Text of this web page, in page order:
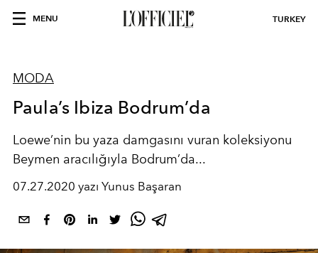
MENU TURKEY
MODA
Paula’s Ibiza Bodrum’da
Loewe’nin bu yaza damgasını vuran koleksiyonu
Beymen aracılığıyla Bodrum’da...
07.27.2020 yazı Yunus Başaran